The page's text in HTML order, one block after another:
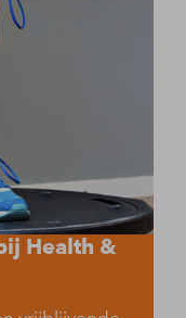
Health &